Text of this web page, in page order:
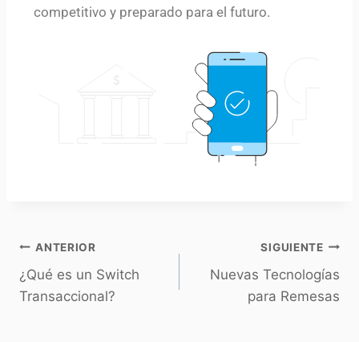
competitivo y preparado para el futuro.
ANTERIOR
¿Qué es un Switch
Transaccional?
SIGUIENTE
Nuevas Tecnologías
para Remesas